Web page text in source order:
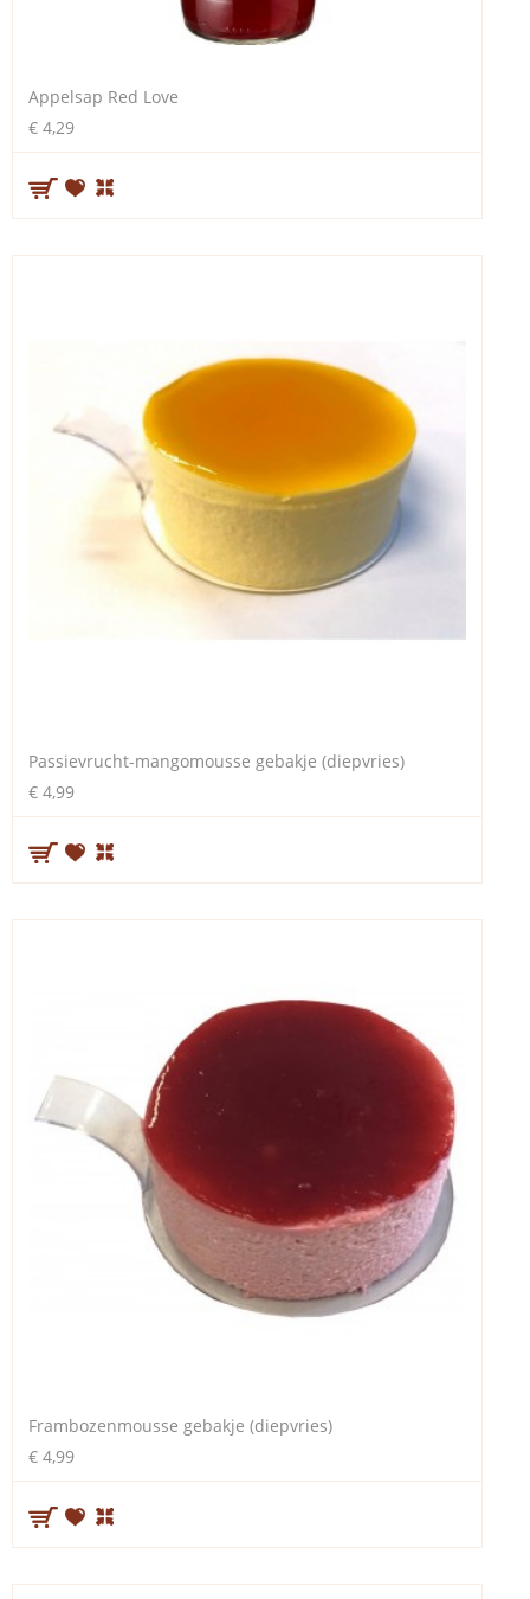
Appelsap Red Love
€ 4,29
Passievrucht-mangomousse gebakje (diepvries)
€ 4,99
Frambozenmousse gebakje (diepvries)
€ 4,99